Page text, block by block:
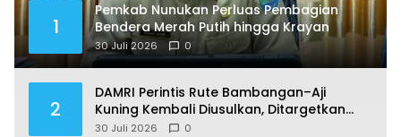
1
Pemkab Nunukan Perluas Pembagian
Bendera Merah Putih hingga Krayan
30 Juli 2026 0
2
DAMRI Perintis Rute Bambangan–Aji
Kuning Kembali Diusulkan, Ditargetkan
Mengaspal pada 2027
30 Juli 2026 0